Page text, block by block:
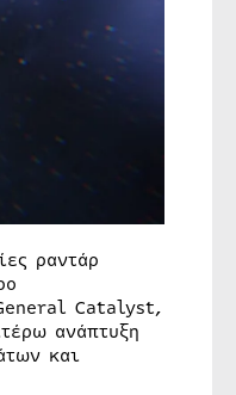
ραντάρ
Catalyst,
ανάπτυξη
και